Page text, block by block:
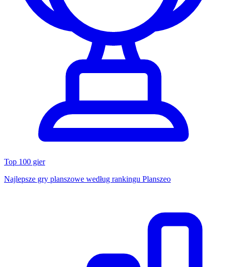
Top 100 gier
Najlepsze gry planszowe według rankingu Planszeo